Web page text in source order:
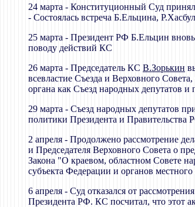
24 марта - Конституционный Суд
- Состоялась встреча Б.Ельцина,
25 марта - Президент РФ Б.Ельцин
поводу действий КС
26 марта - Председатель КС В.Зорькин
всевластие Съезда и Верховного
органа как Съезд народных депутатов
29 марта - Съезд народных депутатов
политики Президента и
2 апреля - Продолжено рассмотрение
и Председателя Верховного Совета о
Закона "О краевом, областном Совете
субъекта Федерации и органов
6 апреля - Суд отказался от
Президента РФ. КС посчитал, что этот